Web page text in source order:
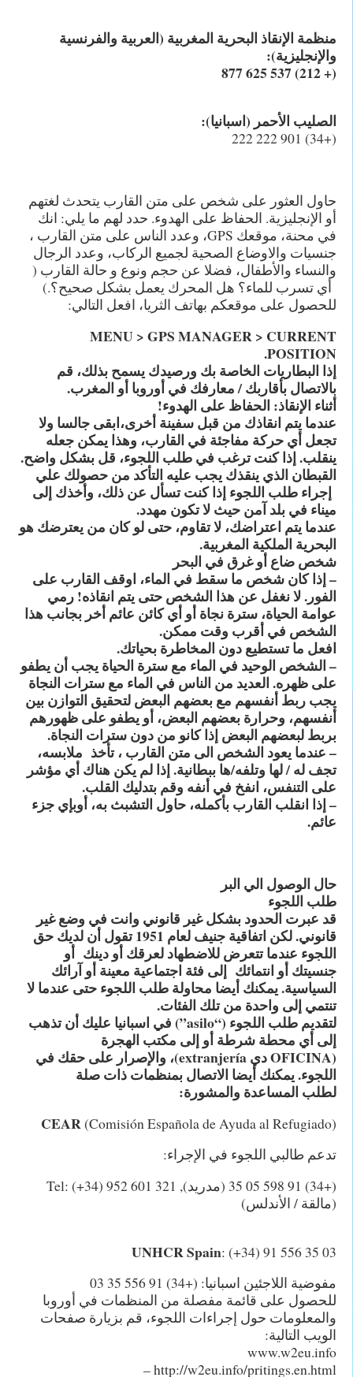
منظمة الإنقاذ البحرية المغربية (العربية والفرنسية
والإنجليزية):
(+ 212) 537 625 877
الصليب الأحمر (اسبانيا):
(+34) 901 222 222
حاول العثور على شخص على متن القارب يتحدث لغتهم
أو الإنجليزية. الحفاظ على الهدوء. حدد لهم ما يلي: انك
في محنة، موقعك GPS، وعدد الناس على متن القارب ،
جنسيات والاوضاع الصحية لجميع الركاب، وعدد الرجال
والنساء والأطفال، فضلا عن حجم ونوع و حالة القارب (
أي تسرب للماء؟ هل المحرك يعمل بشكل صحيح؟.)
للحصول على موقعكم بهاتف الثريا، افعل التالي:
MENU > GPS MANAGER > CURRENT
POSITION
.
إذا البطاريات الخاصة بك ورصيدك يسمح بذلك، قم
بالاتصال بأقاربك / معارفك في أوروبا أو المغرب.
أثناء الإنقاذ: الحفاظ على الهدوء!
عندما يتم انقاذك من قبل سفينة أخرى،ابقى جالسا ولا
تجعل أي حركة مفاجئة في القارب، وهذا يمكن جعله
ينقلب. إذا كنت ترغب في طلب اللجوء، قل بشكل واضح.
القبطان الذي ينقذك يجب عليه التأكد من حصولك علي
إجراء طلب اللجوء إذا كنت تسأل عن ذلك، وأخذك إلى
ميناء في بلد آمن حيث لا تكون مهدد.
عندما يتم اعتراضك، لا تقاوم، حتى لو كان من يعترضك هو
البحرية الملكية المغربية.
شخص ضاع أو غرق في البحر
– إذا كان شخص ما سقط في الماء، اوقف القارب على
الفور. لا نغفل عن هذا الشخص حتى يتم انقاذه! رمي
عوامة الحياة، سترة نجاة أو أي كائن عائم أخر بجانب هذا
الشخص في أقرب وقت ممكن.
افعل ما تستطيع دون المخاطرة بحياتك.
– الشخص الوحيد في الماء مع سترة الحياة يجب أن يطفو
على ظهره. العديد من الناس في الماء مع سترات النجاة
يجب ربط أنفسهم مع بعضهم البعض لتحقيق التوازن بين
أنفسهم، وحرارة بعضهم البعض، أو يطفو على ظهورهم
بربط لبعضهم البعض إذا كانو من دون سترات النجاة.
– عندما يعود الشخص الى متن القارب ، تأخذ ملابسه،
تجف له / لها وتلفه/ها ببطانية. إذا لم يكن هناك أي مؤشر
على التنفس، انفخ في أنفه وقم بتدليك القلب.
– إذا انقلب القارب بأكمله، حاول التشبث به، أوبإي جزء
عائم.
حال الوصول الي البر
طلب اللجوء
قد عبرت الحدود بشكل غير قانوني وانت في وضع غير
قانوني. لكن اتفاقية جنيف لعام 1951 تقول أن لديك حق
اللجوء عندما تتعرض للاضطهاد لعرقك أو دينك أو
جنسيتك أو انتمائك إلى فئة اجتماعية معينة أو آرائك
السياسية. يمكنك أيضا محاولة طلب اللجوء حتى عندما لا
تنتمي إلى واحدة من تلك الفئات.
لتقديم طلب اللجوء (“asilo”) في اسبانيا عليك أن تذهب
إلى أي محطة شرطة أو إلى مكتب الهجرة
(OFICINA دي extranjería)، والإصرار على حقك في
اللجوء. يمكنك أيضا الاتصال بمنظمات ذات صلة
لطلب المساعدة والمشورة:
CEAR(Comisión Española de Ayuda al Refugiado)
تدعم طالبي اللجوء في الإجراء:
(+34) 91 598 05 35 (
مدريد
), Tel: (+34) 952 601 321
(مالقة / الأندلس)
UNHCR Spain: (+34) 91 556 35 03
مفوضية اللاجئين اسبانيا: (+34) 91 556 35 03
للحصول على قائمة مفصلة من المنظمات في أوروبا
والمعلومات حول إجراءات اللجوء، قم بزيارة صفحات
الويب التالية:
www.w2eu.info
http://w2eu.info/pritings.en.html –